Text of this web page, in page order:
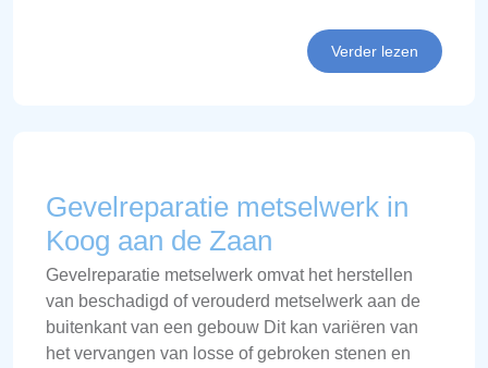
Verder lezen
Gevelreparatie metselwerk in
Koog aan de Zaan
Gevelreparatie metselwerk omvat het herstellen
van beschadigd of verouderd metselwerk aan de
buitenkant van een gebouw Dit kan variëren van
het vervangen van losse of gebroken stenen en